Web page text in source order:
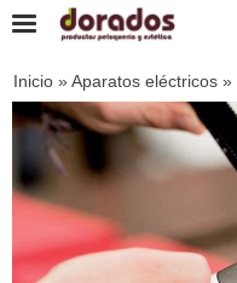
Inicio »Aparatos eléctricos »